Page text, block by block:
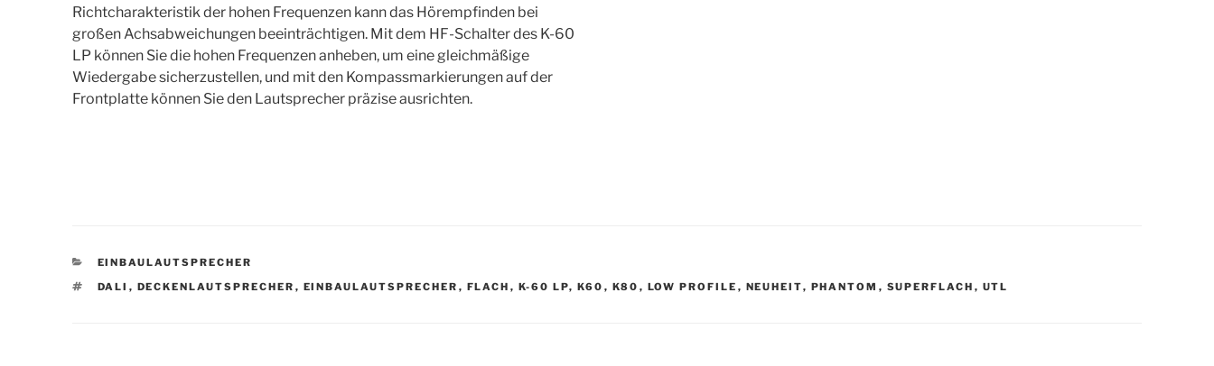
Richtcharakteristik der hohen Frequenzen kann das Hörempfinden bei
großen Achsabweichungen beeinträchtigen. Mit dem HF-Schalter des K-60
LP können Sie die hohen Frequenzen anheben, um eine gleichmäßige
Wiedergabe sicherzustellen, und mit den Kompassmarkierungen auf der
Frontplatte können Sie den Lautsprecher präzise ausrichten.
KATEGORIEN
EINBAULAUTSPRECHER
SCHLAGWÖRTER
DALI , DECKENLAUTSPRECHER , EINBAULAUTSPRECHER , FLACH , K-60 LP, K60 , K80 , LOW PROFILE , NEUHEIT, PHANTOM , SUPERFLACH , UTL